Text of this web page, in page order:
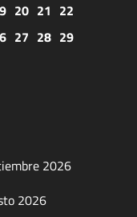
20 21 22
27 28 29
2026
2026